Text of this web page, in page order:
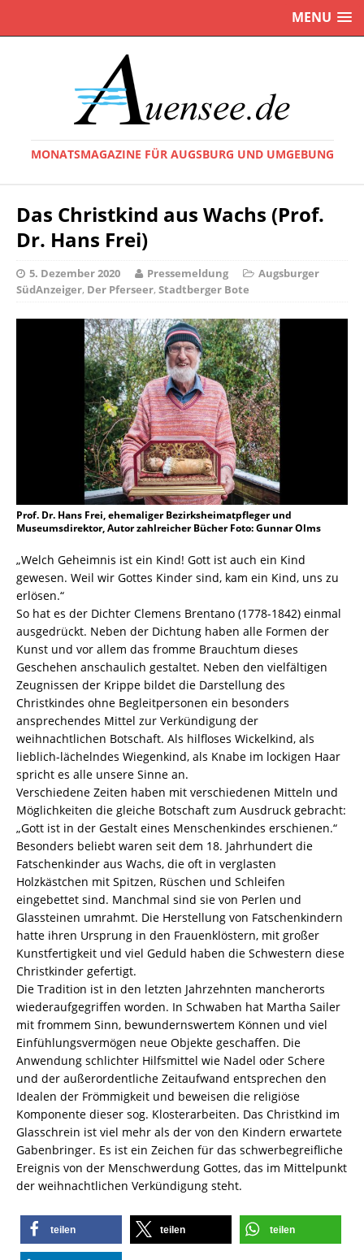
MENU
MONATSMAGAZINE FÜR AUGSBURG UND UMGEBUNG
Das Christkind aus Wachs (Prof.
Dr. Hans Frei)
5. Dezember 2020 Pressemeldung
Augsburger
SüdAnzeiger, Der Pferseer, Stadtberger Bote
Prof. Dr. Hans Frei, ehemaliger Bezirksheimatpfleger und
Museumsdirektor, Autor zahlreicher Bücher Foto: Gunnar Olms
„Welch Geheimnis ist ein Kind! Gott ist auch ein Kind
gewesen. Weil wir Gottes Kinder sind, kam ein Kind, uns zu
erlösen.“
So hat es der Dichter Clemens ­Brentano (1778-1842) einmal
ausgedrückt. Neben der Dichtung haben alle Formen der
Kunst und vor allem das fromme Brauchtum dieses
Geschehen anschaulich gestaltet. Neben den vielfältigen
Zeugnissen der Krippe bildet die Darstellung des
Christkindes ohne Begleitpersonen ein besonders
ansprechendes Mittel zur Verkündigung der
weihnachtlichen Botschaft. Als hilfloses Wickelkind, als
lieblich-lächelndes Wiegenkind, als Knabe im lockigen Haar
spricht es alle unsere Sinne an.
Verschiedene Zeiten haben mit verschiedenen Mitteln und
Möglichkeiten die gleiche Botschaft zum Ausdruck gebracht:
„Gott ist in der Gestalt eines Menschenkindes erschienen.“
Besonders beliebt waren seit dem 18. Jahrhundert die
Fatschenkinder aus Wachs, die oft in verglasten
Holzkästchen mit Spitzen, Rüschen und Schleifen
eingebettet sind. Manchmal sind sie von Perlen und
Glassteinen umrahmt. Die Herstellung von Fatschenkindern
hatte ihren Ursprung in den Frauenklöstern, mit großer
Kunstfertigkeit und viel Geduld haben die Schwestern diese
Christkinder gefertigt.
Die Tradition ist in den letzten Jahrzehnten mancherorts
wiederaufgegriffen worden. In Schwaben hat Martha Sailer
mit frommem Sinn, bewundernswertem Können und viel
Einfühlungsvermögen neue Objekte geschaffen. Die
Anwendung schlichter Hilfsmittel wie Nadel oder Schere
und der außerordentliche Zeitaufwand entsprechen den
Idealen der Frömmigkeit und beweisen die religiöse
Komponente dieser sog. Klosterarbeiten. Das Christkind im
Glasschrein ist viel mehr als der von den Kindern erwartete
Gabenbringer. Es ist ein Zeichen für das schwerbegreifliche
Ereignis von der Menschwerdung Gottes, das im Mittelpunkt
der weihnachtlichen Verkündigung steht.
teilen teilen teilen